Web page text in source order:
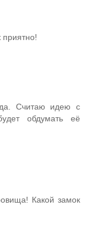
приятно!
Считаю идею с
обдумать её
Какой замок